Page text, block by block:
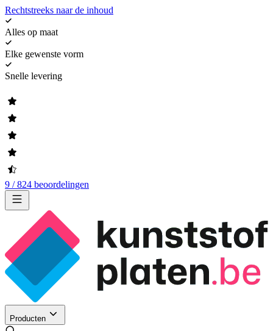
Rechtstreeks naar de inhoud
Alles op maat
Elke gewenste vorm
Snelle levering
9 / 824 beoordelingen
Producten